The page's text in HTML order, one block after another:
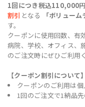
1回につき税込110,000
割引 となる 「ボリュー
す。
クーポンに使用回数、有
病院、学校、オフィス、
のご注文時にぜひご利用
【クーポン割引について】
クーポンのご利用は個
1回のご注文で1納品